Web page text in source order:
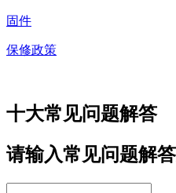
固件
保修政策
十大常见问题解答
请输入常见问题解